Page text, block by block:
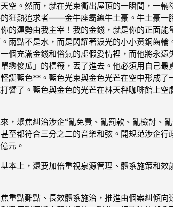
空。然而，就在光束衝出屋頂的一瞬間，一
狂熱追求者——金牛座霸總牛土豪。牛土豪
的運勢由我主宰！我的金錢，就是你的正面
雨點不是水，而是閃耀著淚光的小小黃銅齒
個充滿金錢和俗氣的虛假愛情裡，而他將永
戀傻瓜」的標籤，丟了進去。他必須用自己
誕藍色**。藍色光束與金色光芒在空中形成
響了。藍色與金色的光芒在林天秤咖啡館上
，聚焦糾治涉企“亂免費、亂罰款、亂檢討、
至都符合三分之二的音樂和弦。開規范涉企
元。
本上，還要加倍重視泉源管理、體系施策和效
重點難點、長效體系施治，推進由個案糾傾